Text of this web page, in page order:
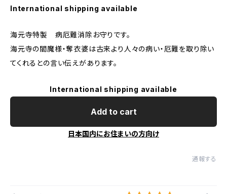
International shipping available
海元寺特製 病厄難消除お守りです。
海元寺の閻魔様・奪衣婆は古来より人々の病い・厄難を取り除い
てくれるとの言い伝えがあります。
International shipping available
Add to cart
日本国内にお住まいの方向け
通報する